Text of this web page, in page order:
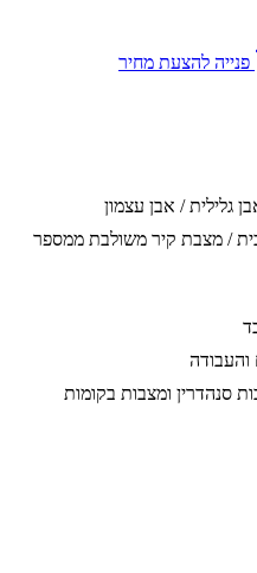
פנייה להצעת מחיר
גלילית / אבן עצמון
/ מצבת קיר משולבת ממספר
סנהדרין ומצבות בקומות